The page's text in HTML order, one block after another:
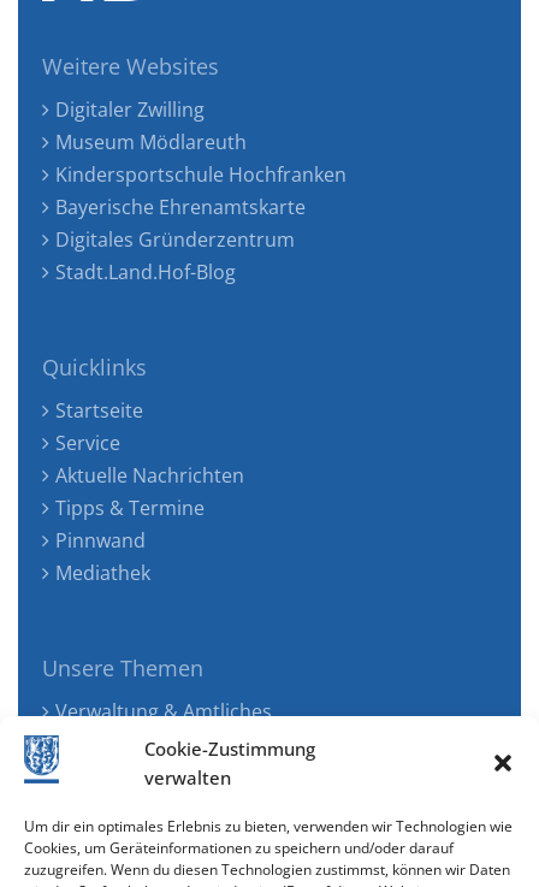
Cookie-Zustimmung
verwalten
Um dir ein optimales Erlebnis zu bieten, verwenden wir Technologien wie
Cookies, um Geräteinformationen zu speichern und/oder darauf
zuzugreifen. Wenn du diesen Technologien zustimmst, können wir Daten
Weitere Websites
Digitaler Zwilling
Museum Mödlareuth
Kindersportschule Hochfranken
Bayerische Ehrenamtskarte
Digitales Gründerzentrum
Stadt.Land.Hof-Blog
Quicklinks
Startseite
Service
Aktuelle Nachrichten
Tipps & Termine
Pinnwand
Mediathek
Unsere Themen
Verwaltung & Amtliches
Jugend, Familie & Gesundheit
Tourismus, Freizeit & Ökologie
Wirtschaft & Verkehr
Senioren & Inklusion